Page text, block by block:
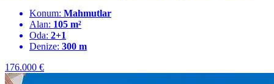
Konum: Mahmutlar
Alan: 105 m²
Oda: 2+1
Denize: 300 m
176.000 €